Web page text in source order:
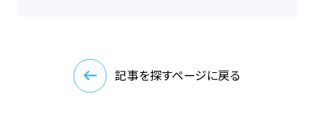
記事を探すページに戻る